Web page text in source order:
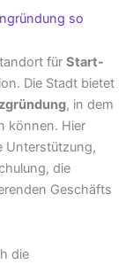
so
für Start-
Die Stadt bietet
, in dem
können. Hier
Unterstützung,
die
Geschäfts
die